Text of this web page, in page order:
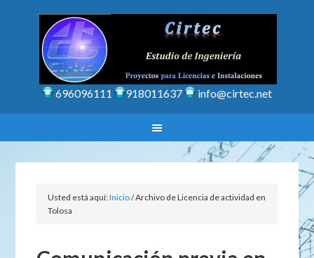
696096111 918011637 info@cirtec.net
Usted está aquí:Inicio/Archivo de Licencia de actividad en
Tolosa